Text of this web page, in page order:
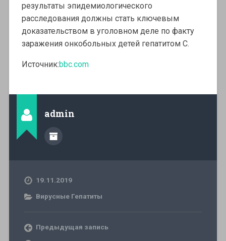
результаты эпидемиологического
расследования должны стать ключевым
доказательством в уголовном деле по факту
заражения онкобольных детей гепатитом С.
Источник:bbc.com
admin
19.11.2019
Вирусные Гепатиты
Предыдущая запись